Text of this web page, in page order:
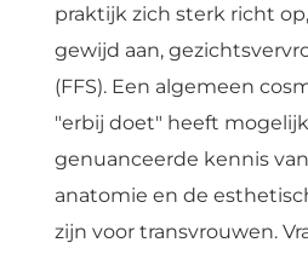
praktijk zich sterk richt
gewijd aan,
(FFS). Een algemeen
"erbij doet" heeft
genuanceerde kennis
anatomie en de
zijn voor transvrouwen.